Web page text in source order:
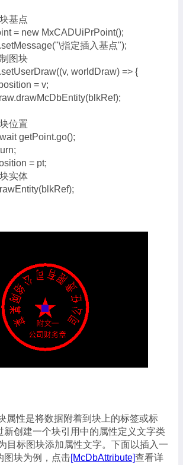
基点
= new MxCADUiPrPoint();
指定插入基点");
图块
worldDraw) => {
= v;
位置
getPoint.go();
= pt;
实体
属性是将数据附着到块上的标签或标
新创建一个块引用中的属性定义文字类
目标图块添加属性文字。下面以插入一
图块为例，点击[McDbAttribute]查看详